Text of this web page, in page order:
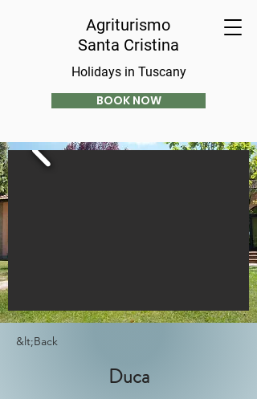
Agriturismo
Santa Cristina
Holidays in Tuscany
BOOK NOW
&lt;Back
Duca